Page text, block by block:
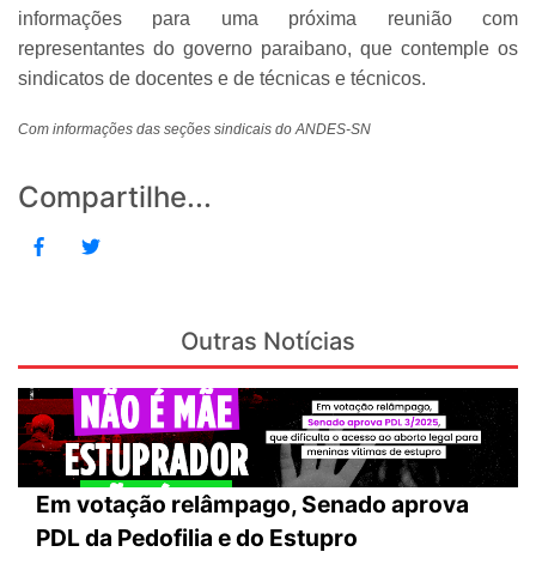
informações para uma próxima reunião com
representantes do governo paraibano, que contemple os
sindicatos de docentes e de técnicas e técnicos.
Com informações das seções sindicais do ANDES-SN
Compartilhe...
Outras Notícias
Em votação relâmpago, Senado aprova
PDL da Pedofilia e do Estupro